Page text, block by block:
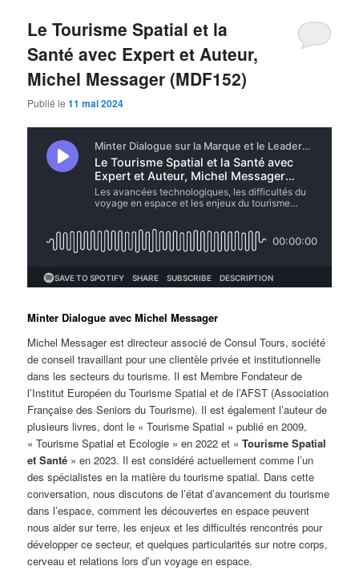
Le Tourisme Spatial et la
Santé avec Expert et Auteur,
Michel Messager (MDF152)
Publié le11 mai 2024
Minter Dialogue avec Michel Messager
Michel Messager est directeur associé de Consul Tours, société
de conseil travaillant pour une clientèle privée et institutionnelle
dans les secteurs du tourisme. Il est Membre Fondateur de
l’Institut Européen du Tourisme Spatial et de l’AFST (Association
Française des Seniors du Tourisme). Il est également l’auteur de
plusieurs livres, dont le « Tourisme Spatial » publié en 2009,
« Tourisme Spatial et Ecologie » en 2022 et «Tourisme Spatial
et Santé » en 2023. Il est considéré actuellement comme l’un
des spécialistes en la matière du tourisme spatial. Dans cette
conversation, nous discutons de l’état d’avancement du tourisme
dans l’espace, comment les découvertes en espace peuvent
nous aider sur terre, les enjeux et les difficultés rencontrés pour
développer ce secteur, et quelques particularités sur notre corps,
cerveau et relations lors d’un voyage en espace.